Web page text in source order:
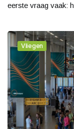
eerste vraag vaak:
Vliegen